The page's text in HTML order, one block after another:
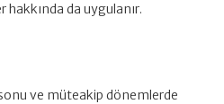
da uygulanır.
ve müteakip dönemlerde